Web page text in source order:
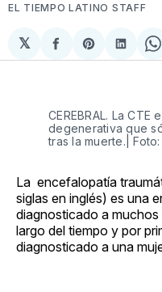
EL TIEMPO LATINO STAFF
𝕏
Compartir
en
Share
on
en
CEREBRAL. La
degenerativa que
tras la muerte.|
La encefalopatía
siglas en inglés) es una
diagnosticado a
largo del tiempo y por
diagnosticado a una